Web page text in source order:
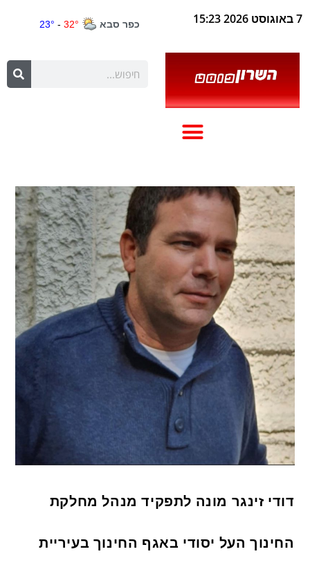
7 באוגוסט 2026 15:23
דודי זינגר מונה לתפקיד מנהל מחלקת
החינוך העל יסודי באגף החינוך בעיריית